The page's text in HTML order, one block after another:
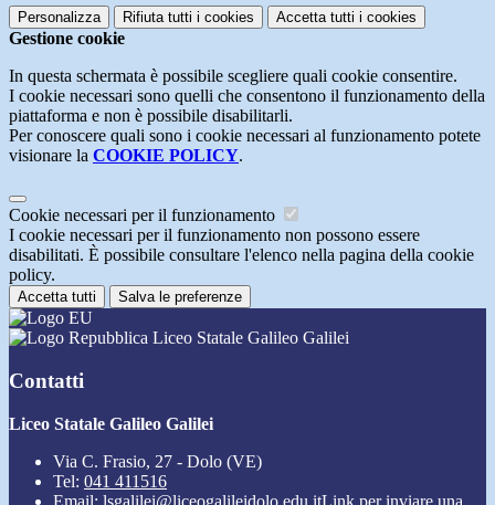
Personalizza Rifiuta tutti i cookies Accetta tutti i cookies
Gestione cookie
In questa schermata è possibile scegliere quali cookie consentire.
I cookie necessari sono quelli che consentono il funzionamento della
piattaforma e non è possibile disabilitarli.
Per conoscere quali sono i cookie necessari al funzionamento potete
visionare la COOKIE POLICY.
Cookie necessari per il funzionamento
I cookie necessari per il funzionamento non possono essere
disabilitati. È possibile consultare l'elenco nella pagina della cookie
policy.
Accetta tutti Salva le preferenze
Liceo Statale Galileo Galilei
Contatti
Liceo Statale Galileo Galilei
Via C. Frasio, 27 - Dolo (VE)
Tel: 041 411516
Email: lsgalilei@liceogalileidolo.edu.itLink per inviare una